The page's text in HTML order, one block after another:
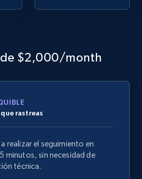
$2,000/month
rastreas
realizar el seguimiento en
minutos, sin necesidad de
técnica.